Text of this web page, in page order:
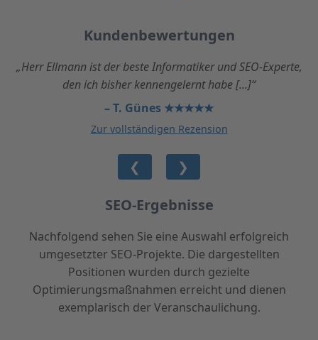
Kundenbewertungen
„Herr Ellmann ist der beste Informatiker und SEO-Experte,
den ich bisher kennengelernt habe [...]“
– T. Günes ★★★★★
Zur vollständigen Rezension
❮ ❯
SEO-Ergebnisse
Nachfolgend sehen Sie eine Auswahl erfolgreich
umgesetzter SEO-Projekte. Die dargestellten
Positionen wurden durch gezielte
Optimierungsmaßnahmen erreicht und dienen
exemplarisch der Veranschaulichung.